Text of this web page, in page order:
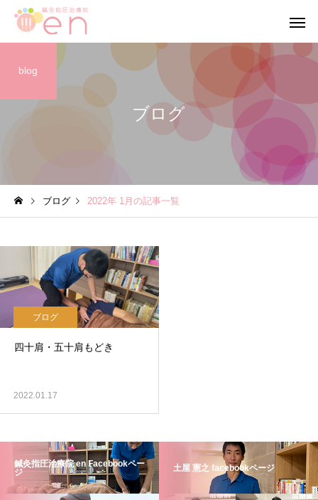
【当院の小さな従業員】
ブログ
【笑顔が作る 穏やか
ブログ
blog
ブログ 2022年 1月の記事一覧
ブログ
四十肩・五十肩もどき
2022.01.17
鍼灸指圧治療院 en Facebookペー
ジ
土屋 憲之 facebookページ